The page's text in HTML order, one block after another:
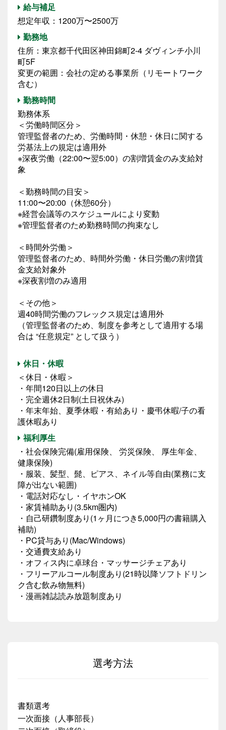
給与補足
想定年収：1200万〜2500万
勤務地
住所：東京都千代田区神田錦町2-4 ダヴィンチ小川
町5F
変更の範囲：会社の定める事業所（リモートワーク
含む）
勤務時間
勤務体系
＜労働時間区分＞
管理監督者のため、労働時間・休憩・休日に関する
労基法上の規定は適用外
※深夜労働（22:00〜翌5:00）の割増賃金のみ支給対
象
＜勤務時間の目安＞
11:00〜20:00（休憩60分）
※経営会議等のスケジュールにより変動
※管理監督者のため勤務時間の拘束なし
＜時間外労働＞
管理監督者のため、時間外労働・休日労働の割増賃
金支給対象外
※深夜割増のみ適用
＜その他＞
週40時間労働のフレックス規定は適用外
（管理監督者のため、制度を参考として適用する場
合は “任意規定” として扱う）
休日・休暇
＜休日・休暇＞
・年間120日以上の休日
・完全週休2日制(土日祝休み)
・年末年始、夏季休暇・有給あり・慶弔休暇/子の看
護休暇あり
福利厚生
・社会保険完備(雇用保険、 労災保険、 厚生年金、
健康保険)
・服装、髪型、髭、ピアス、ネイル等自由(業務に支
障が出ない範囲)
・電話対応なし・イヤホンOK
・家賃補助あり(3.5km圏内)
・自己研鑽制度あり(1ヶ月につき5,000円の書籍購入
補助)
・PC貸与あり(Mac/Windows)
・交通費支給あり
・オフィス内に卓球台・マッサージチェアあり
・フリーアルコール制度あり(21時以降ソフトドリン
ク含む飲み物無料)
・漫画雑誌読み放題制度あり
選考方法
書類選考
一次面接（人事部長）